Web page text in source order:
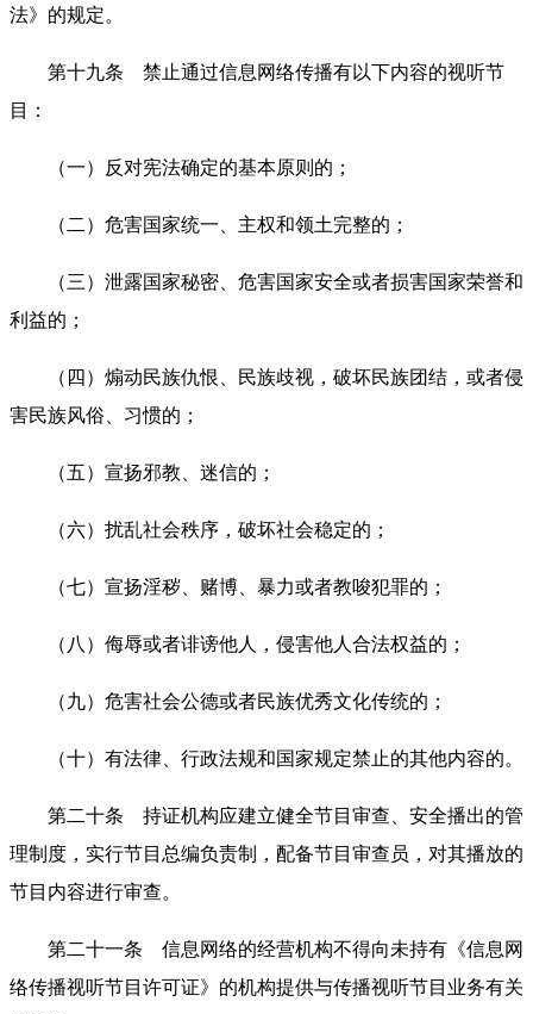
法》的规定。
第十九条 禁止通过信息网络传播有以下内容的视听节
目：
（一）反对宪法确定的基本原则的；
（二）危害国家统一、主权和领土完整的；
（三）泄露国家秘密、危害国家安全或者损害国家荣誉和
利益的；
（四）煽动民族仇恨、民族歧视，破坏民族团结，或者侵
害民族风俗、习惯的；
（五）宣扬邪教、迷信的；
（六）扰乱社会秩序，破坏社会稳定的；
（七）宣扬淫秽、赌博、暴力或者教唆犯罪的；
（八）侮辱或者诽谤他人，侵害他人合法权益的；
（九）危害社会公德或者民族优秀文化传统的；
（十）有法律、行政法规和国家规定禁止的其他内容的。
第二十条 持证机构应建立健全节目审查、安全播出的管
理制度，实行节目总编负责制，配备节目审查员，对其播放的
节目内容进行审查。
第二十一条 信息网络的经营机构不得向未持有《信息网
络传播视听节目许可证》的机构提供与传播视听节目业务有关